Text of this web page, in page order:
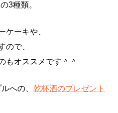
3種類。
ケーキや、
ので、
もオススメです＾＾
への、 乾杯酒のプレゼント